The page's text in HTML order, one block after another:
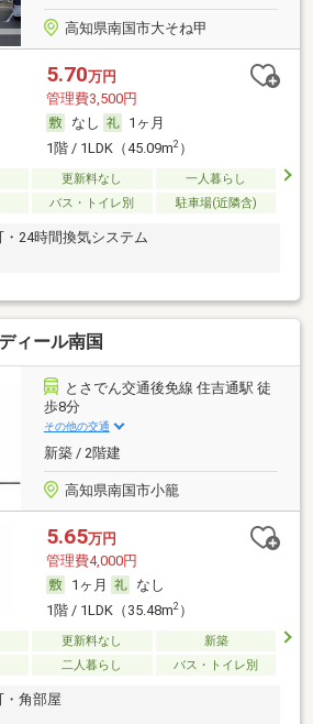
高知県南国市大そね甲
5.70万円
管理費3,500円
なし
1ヶ月
1階 / 1LDK（45.09m2）
更新料なし
一人暮らし
バス・トイレ別 駐車場(近隣含)
24時間換気システム
ィール南国
とさでん交通後免線 住吉通駅 徒
歩8分
その他の交通
新築 / 2階建
高知県南国市小籠
5.65万円
管理費4,000円
1ヶ月
なし
1階 / 1LDK（35.48m2）
更新料なし
新築
二人暮らし バス・トイレ別
・角部屋